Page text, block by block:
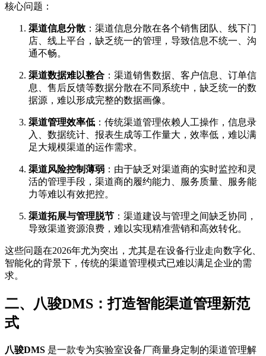
核心问题：
渠道信息分散 ：渠道信息分散在各个销售团队、线下门
店、线上平台，缺乏统一的管理，导致信息不统一、沟
通不畅。
渠道数据难以整合 ：渠道销售数据、客户信息、订单信
息、售后反馈等数据分散在不同系统中，缺乏统一的数
据源，难以形成完整的数据画像。
渠道管理效率低 ：传统渠道管理依赖人工操作，信息录
入、数据统计、报表生成等工作量大，效率低，难以满
足大规模渠道的运作需求。
渠道风险控制薄弱 ：由于缺乏对渠道商的实时监控和灵
活的管理手段，渠道商的履约能力、服务质量、服务能
力等难以有效把控。
渠道拓展与管理脱节 ：渠道建设与管理之间缺乏协同，
导致渠道资源浪费，难以实现精准营销和高效转化。
这些问题在2026年尤为突出，尤其是在设备行业走向数字化、
智能化的背景下，传统的渠道管理模式已难以满足企业的需
求。
二、八骏DMS：打造智能渠道管理新范
式
八骏DMS 是一款专为实验室设备厂商量身定制的渠道管理解